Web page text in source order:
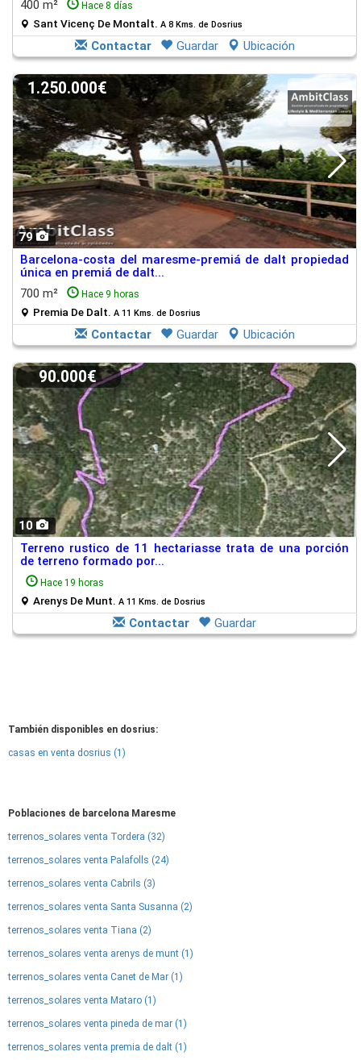
400 m² Hace 8 días
Sant Vicenç De Montalt. A 8 Kms. de Dosrius
Contactar Guardar Ubicación
79
1.250.000€
Barcelona-costa del maresme-premiá de dalt propiedad
única en premiá de dalt...
700 m²
Hace 9 horas
Premia De Dalt. A 11 Kms. de Dosrius
Contactar Guardar Ubicación
10
90.000€
Terreno rustico de 11 hectariasse trata de una porción
de terreno formado por...
Hace 19 horas
Arenys De Munt. A 11 Kms. de Dosrius
Contactar Guardar
También disponibles en dosrius:
casas en venta dosrius (1)
Poblaciones de barcelona Maresme
terrenos_solares venta Tordera (32)
terrenos_solares venta Palafolls (24)
terrenos_solares venta Cabrils (3)
terrenos_solares venta Santa Susanna (2)
terrenos_solares venta Tiana (2)
terrenos_solares venta arenys de munt (1)
terrenos_solares venta Canet de Mar (1)
terrenos_solares venta Mataro (1)
terrenos_solares venta pineda de mar (1)
terrenos_solares venta premia de dalt (1)